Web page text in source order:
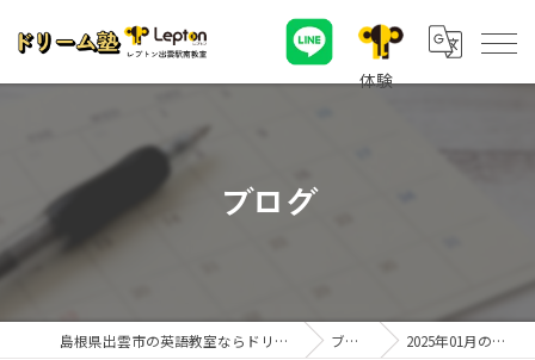
ブログ
島根県出雲市の英語教室ならドリーム塾 ブログ 2025年01月の記事